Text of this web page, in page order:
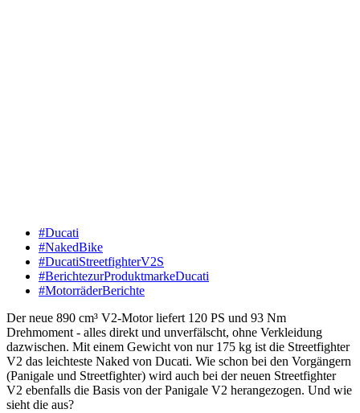
#Ducati
#NakedBike
#DucatiStreetfighterV2S
#BerichtezurProduktmarkeDucati
#MotorräderBerichte
Der neue 890 cm³ V2-Motor liefert 120 PS und 93 Nm
Drehmoment - alles direkt und unverfälscht, ohne Verkleidung
dazwischen. Mit einem Gewicht von nur 175 kg ist die Streetfighter
V2 das leichteste Naked von Ducati. Wie schon bei den Vorgängern
(Panigale und Streetfighter) wird auch bei der neuen Streetfighter
V2 ebenfalls die Basis von der Panigale V2 herangezogen. Und wie
sieht die aus?